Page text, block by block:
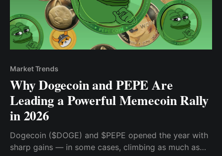
Market Trends
Why Dogecoin and PEPE Are
Leading a Powerful Memecoin Rally
in 2026
Dogecoin ($DOGE) and $PEPE opened the year with
sharp gains — in some cases, climbing as much as